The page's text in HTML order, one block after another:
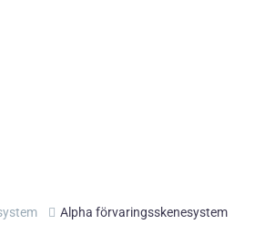
Alpha förvaringsskenesystem